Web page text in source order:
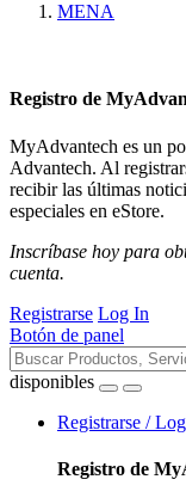
MENA
Registro de
MyAdvantech es un
Advantech. Al
recibir las últimas
especiales en eStore.
Inscríbase hoy para
cuenta.
Registrarse Log In
Botón de panel
disponibles
Registrarse /
Registro de